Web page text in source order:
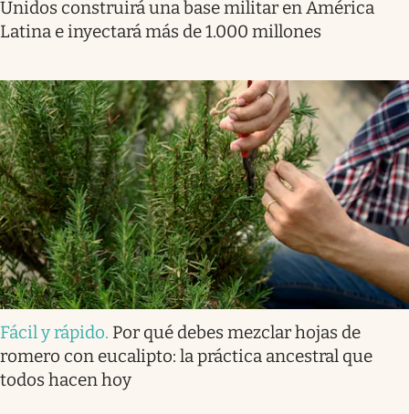
Unidos construirá una base militar en América
Latina e inyectará más de 1.000 millones
Fácil y rápido. Por qué debes mezclar hojas de
romero con eucalipto: la práctica ancestral que
todos hacen hoy